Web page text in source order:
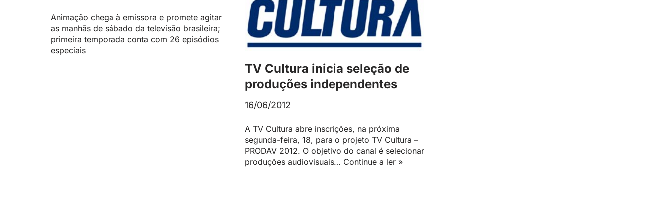
Animação chega à emissora e promete agitar
as manhãs de sábado da televisão brasileira;
primeira temporada conta com 26 episódios
especiais
TV Cultura inicia seleção de
produções independentes
16/06/2012
A TV Cultura abre inscrições, na próxima
segunda-feira, 18, para o projeto TV Cultura –
PRODAV 2012. O objetivo do canal é selecionar
produções audiovisuais… Continue a ler »